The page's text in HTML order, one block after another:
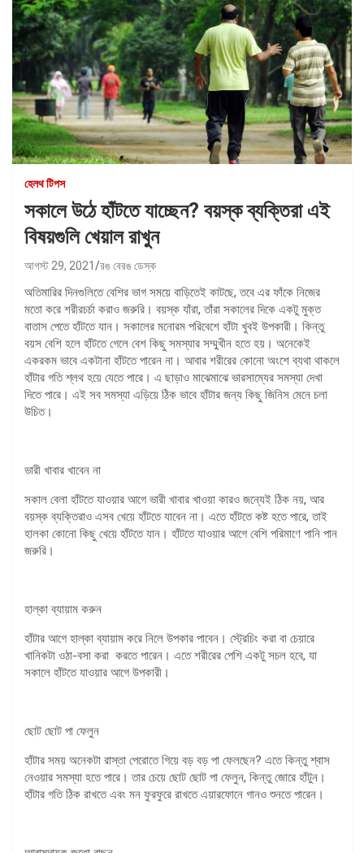
হেলথ টিপস
সকালে উঠে হাঁটতে যাচ্ছেন? বয়স্ক ব্যক্তিরা এই
বিষয়গুলি খেয়াল রাখুন
আগস্ট 29, 2021 রঙ বেরঙ ডেস্ক
অতিমারির দিনগুলিতে বেশির ভাগ সময়ে বাড়িতেই কাটছে, তবে এর ফাঁকে নিজের
মতো করে শরীরচর্চা করাও জরুরি। বয়স্ক যাঁরা, তাঁরা সকালের দিকে একটু মুক্ত
বাতাস পেতে হাঁটতে যান। সকালের মনোরম পরিবেশে হাঁটা খুবই উপকারী। কিন্তু
বয়স বেশি হলে হাঁটতে গেলে বেশ কিছু সমস্যার সম্মুখীন হতে হয়। অনেকেই
একরকম ভাবে একটানা হাঁটতে পারেন না। আবার শরীরের কোনো অংশে ব্যথা থাকলে
হাঁটার গতি শ্লথ হয়ে যেতে পারে। এ ছাড়াও মাঝেমাঝে ভারসাম্যের সমস্যা দেখা
দিতে পারে। এই সব সমস্যা এড়িয়ে ঠিক ভাবে হাঁটার জন্য কিছু জিনিস মেনে চলা
উচিত।
ভারী খাবার খাবেন না
সকাল বেলা হাঁটতে যাওয়ার আগে ভারী খাবার খাওয়া কারও জন্যেই ঠিক নয়, আর
বয়স্ক ব্যক্তিরাও এসব খেয়ে হাঁটতে যাবেন না। এতে হাঁটতে কষ্ট হতে পারে, তাই
হালকা কোনো কিছু খেয়ে হাঁটতে যান। হাঁটতে যাওয়ার আগে বেশি পরিমাণে পানি পান
জরুরি।
হাল্কা ব্যায়াম করুন
হাঁটার আগে হাল্কা ব্যায়াম করে নিলে উপকার পাবেন। স্ট্রেচিং করা বা চেয়ারে
খানিকটা ওঠা-বসা করা করতে পারেন। এতে শরীরের পেশি একটু সচল হবে, যা
সকালে হাঁটতে যাওয়ার আগে উপকারী।
ছোট ছোট পা ফেলুন
হাঁটার সময় অনেকটা রাস্তা পেরোতে গিয়ে বড় বড় পা ফেলছেন? এতে কিন্তু শ্বাস
নেওয়ার সমস্যা হতে পারে। তার চেয়ে ছোট ছোট পা ফেলুন, কিন্তু জোরে হাঁটুন।
হাঁটার গতি ঠিক রাখতে এবং মন ফুরফুরে রাখতে এয়ারফোনে গানও শুনতে পারেন।